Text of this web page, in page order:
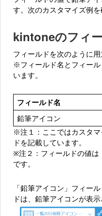
す。次のカスタマイズ例を
kintoneのフィ
フィールドを次のように用
※フィールド名とフィー
います。
フィールド名
鉛筆アイコン
※注１：ここではカスタ
ドを記載しています。
※注２：フィールドの値は
です。
「鉛筆アイコン」フィー
ドは、鉛筆アイコンが表